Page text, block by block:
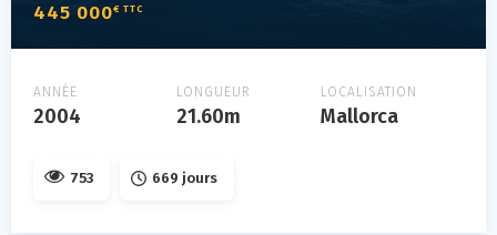
445 000€ TTC
ANNÉE
2004
LONGUEUR
21.60m
LOCALISATION
Mallorca
753 669 jours